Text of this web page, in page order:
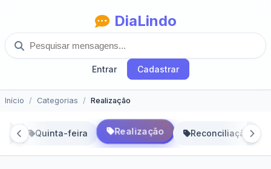
DiaLindo
Entrar Cadastrar
Início Categorias Realização
Quinta-feira Realização Reconciliação